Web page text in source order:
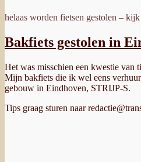
helaas worden fietsen gestolen –
Bakfiets gestolen in
Het was misschien een kwestie
Mijn bakfiets die ik wel eens
gebouw in Eindhoven, STRIJP-S.
Tips graag sturen naar